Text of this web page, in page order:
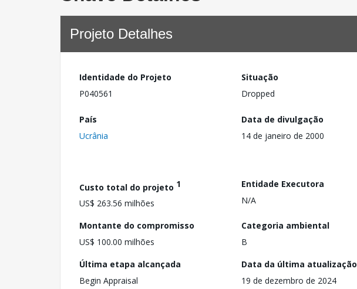
Projeto Detalhes
Identidade do Projeto
P040561
Situação
Dropped
País
Ucrânia
Data de divulgação
14 de janeiro de 2000
Custo total do projeto 1
US$ 263.56 milhões
Entidade Executora
N/A
Montante do compromisso
US$ 100.00 milhões
Categoria ambiental
B
Última etapa alcançada
Begin Appraisal
Data da última atualização
19 de dezembro de 2024